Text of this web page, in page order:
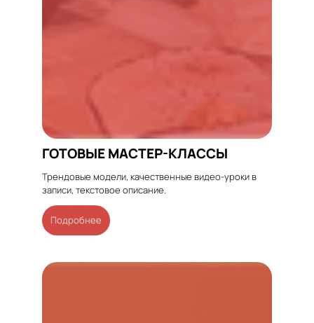
ГОТОВЫЕ МАСТЕР-КЛАССЫ
Трендовые модели, качественные видео-уроки в
записи, текстовое описание.
Подробнее